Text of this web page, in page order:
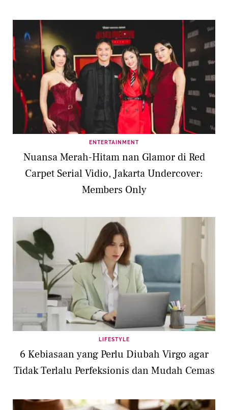
ENTERTAINMENT
Nuansa Merah-Hitam nan Glamor di Red
Carpet Serial Vidio, Jakarta Undercover:
Members Only
LIFESTYLE
6 Kebiasaan yang Perlu Diubah Virgo agar
Tidak Terlalu Perfeksionis dan Mudah Cemas